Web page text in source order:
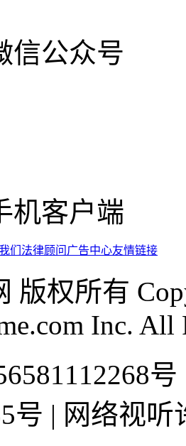
信公众号
机客户端
们 法律顾问 广告中心友情链接
版权所有
Inc. All
号 | 网络视听